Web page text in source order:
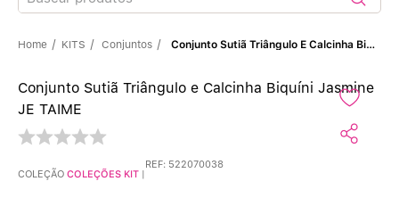
KITS Conjuntos Conjunto Sutiã Triângulo E Calcinha Biquíni Jasmine JE TAIME
Conjunto Sutiã Triângulo e Calcinha Biquíni Jasmine
JE TAIME
COLEÇÃO COLEÇÕES KIT |
REF: 522070038
TERMOS MAIS BUSCADOS
1º Sutiãs
2º Calcinhas
3 º Sutiã Bojo